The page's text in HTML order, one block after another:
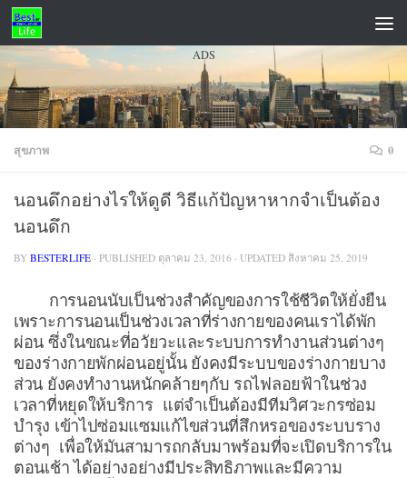
Skip to content
ADS
สุขภาพ 0
นอนดึกอย่างไรให้ดูดี วิธีแก้ปัญหาหากจำเป็นต้อง
นอนดึก
BY BESTERLIFE · PUBLISHED ตุลาคม 23, 2016 · UPDATED สิงหาคม 25, 2019
การนอนนับเป็นช่วงสำคัญของการใช้ชีวิตให้ยั่งยืน
เพราะการนอนเป็นช่วงเวลาที่ร่างกายของคนเราได้พัก
ผ่อน ซึ่งในขณะที่อวัยวะและระบบการทำงานส่วนต่างๆ
ของร่างกายพักผ่อนอยู่นั้น ยังคงมีระบบของร่างกายบาง
ส่วน ยังคงทำงานหนักคล้ายๆกับ รถไฟลอยฟ้าในช่วง
เวลาที่หยุดให้บริการ แต่จำเป็นต้องมีทีมวิศวะกรซ่อม
บำรุง เข้าไปซ่อมแซมแก้ไขส่วนที่สึกหรอของระบบราง
ต่างๆ เพื่อให้มันสามารถกลับมาพร้อมที่จะเปิดบริการใน
ตอนเช้า ได้อย่างอย่างมีประสิทธิภาพและมีความ